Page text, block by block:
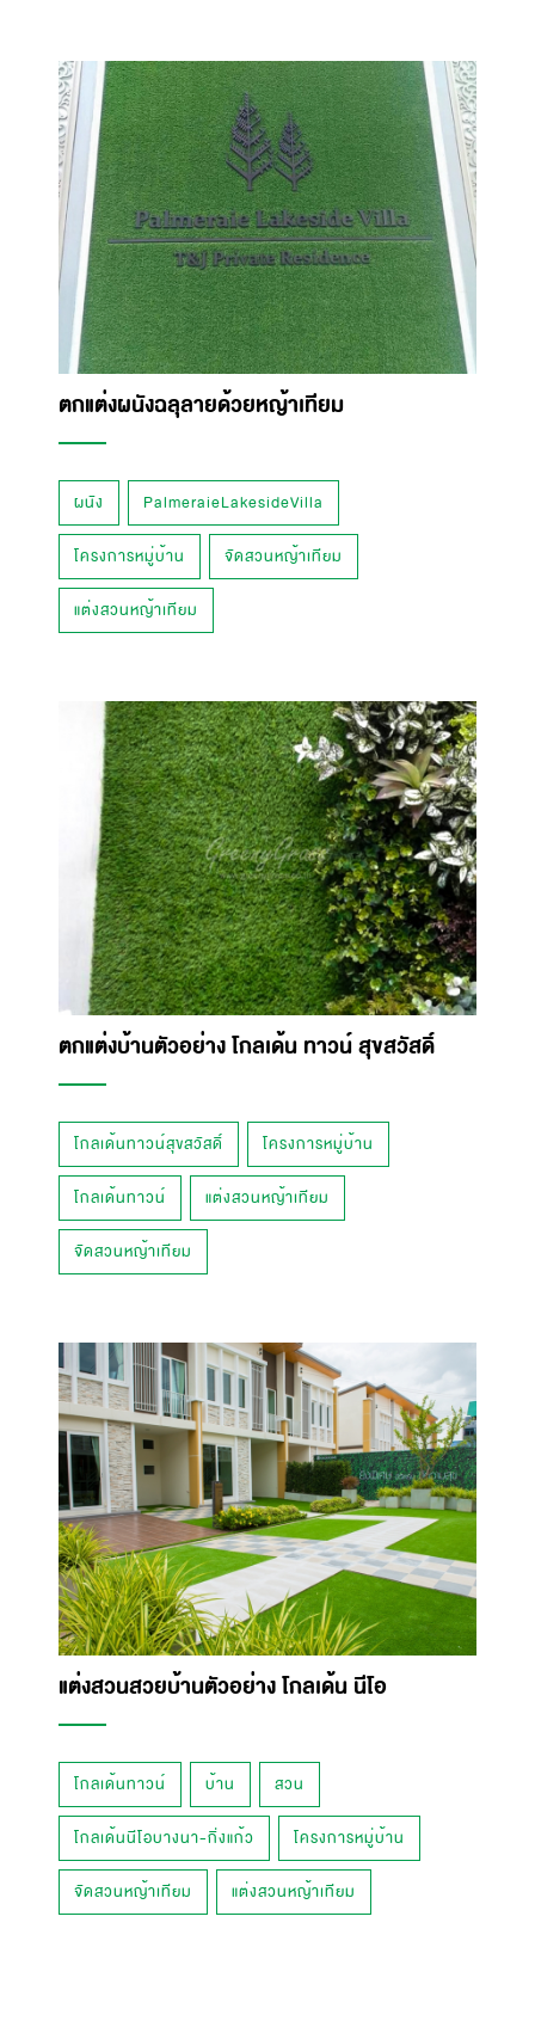
ตกแต่งผนังฉลุลายด้วยหญ้าเทียม
ผนัง PalmeraieLakesideVilla
โครงการหมู่บ้าน จัดสวนหญ้าเทียม
แต่งสวนหญ้าเทียม
ตกแต่งบ้านตัวอย่าง โกลเด้น ทาวน์ สุขสวัสดิ์
โกลเด้นทาวน์สุขสวัสดิ์ โครงการหมู่บ้าน
โกลเด้นทาวน์ แต่งสวนหญ้าเทียม
จัดสวนหญ้าเทียม
แต่งสวนสวยบ้านตัวอย่าง โกลเด้น นีโอ
โกลเด้นทาวน์ บ้าน สวน
โกลเด้นนีโอบางนา-กิ่งแก้ว โครงการหมู่บ้าน
จัดสวนหญ้าเทียม แต่งสวนหญ้าเทียม